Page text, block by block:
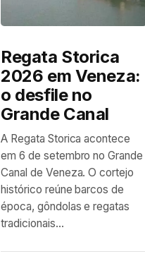
Regata Storica
2026 em Veneza:
o desfile no
Grande Canal
A Regata Storica acontece
em 6 de setembro no Grande
Canal de Veneza. O cortejo
histórico reúne barcos de
época, gôndolas e regatas
tradicionais...